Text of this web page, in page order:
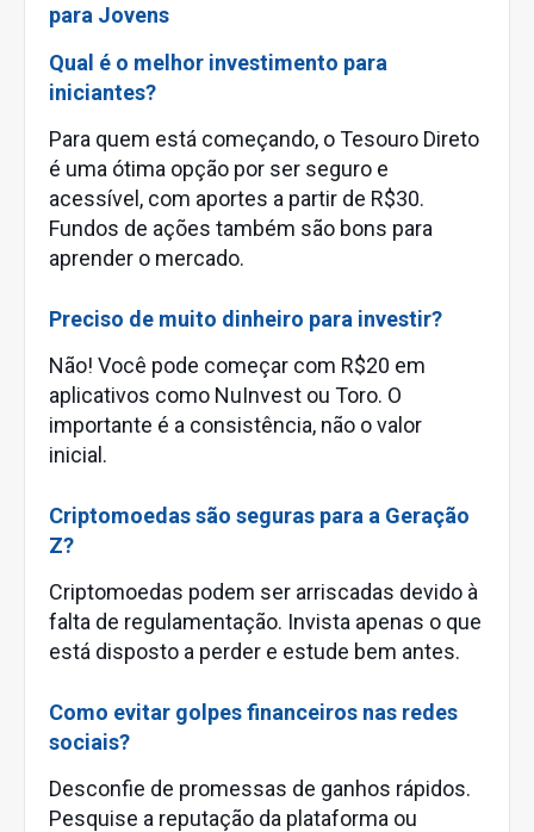
para Jovens
Qual é o melhor investimento para
iniciantes?
Para quem está começando, o Tesouro Direto
é uma ótima opção por ser seguro e
acessível, com aportes a partir de R$30.
Fundos de ações também são bons para
aprender o mercado.
Preciso de muito dinheiro para investir?
Não! Você pode começar com R$20 em
aplicativos como NuInvest ou Toro. O
importante é a consistência, não o valor
inicial.
Criptomoedas são seguras para a Geração
Z?
Criptomoedas podem ser arriscadas devido à
falta de regulamentação. Invista apenas o que
está disposto a perder e estude bem antes.
Como evitar golpes financeiros nas redes
sociais?
Desconfie de promessas de ganhos rápidos.
Pesquise a reputação da plataforma ou